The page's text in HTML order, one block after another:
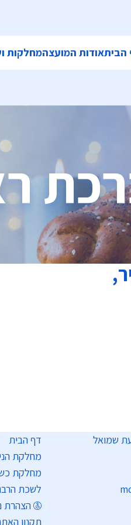
הביתאודות המועצהמחלקות
דף הבית
מחלקת
מחלקת
לשכת
הצהרת
תקנון